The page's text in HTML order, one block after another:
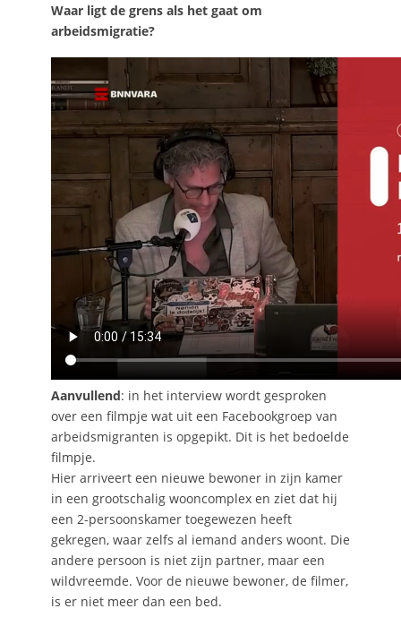
Waar ligt de grens als het gaat om
arbeidsmigratie?
Aanvullend: in het interview wordt gesproken
over een filmpje wat uit een Facebookgroep van
arbeidsmigranten is opgepikt. Dit is het bedoelde
filmpje.
Hier arriveert een nieuwe bewoner in zijn kamer
in een grootschalig wooncomplex en ziet dat hij
een 2-persoonskamer toegewezen heeft
gekregen, waar zelfs al iemand anders woont. Die
andere persoon is niet zijn partner, maar een
wildvreemde. Voor de nieuwe bewoner, de filmer,
is er niet meer dan een bed.